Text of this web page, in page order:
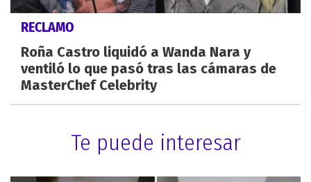
RECLAMO
Roña Castro liquidó a Wanda Nara y
ventiló lo que pasó tras las cámaras de
MasterChef Celebrity
Te puede interesar